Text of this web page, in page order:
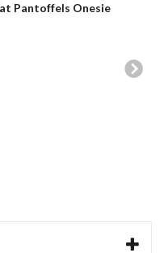
Pantoffels Onesie